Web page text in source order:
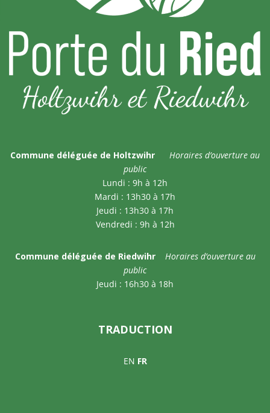
Commune déléguée de Holtzwihr Horaires d’ouverture au
public
Lundi : 9h à 12h
Mardi : 13h30 à 17h
Jeudi : 13h30 à 17h
Vendredi : 9h à 12h
Commune déléguée de Riedwihr Horaires d’ouverture au
public
Jeudi : 16h30 à 18h
TRADUCTION
EN FR